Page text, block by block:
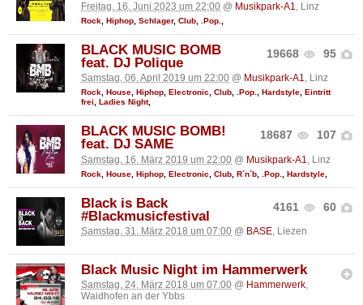
Freitag, 16. Juni 2023 um 22:00 @ Musikpark-A1, Linz
Rock Hiphop Schlager, Club .Pop.
19668 95
BLACK MUSIC BOMB
feat. DJ Polique
Samstag, 06. April 2019 um 22:00 @ Musikpark-A1, Linz
Rock, House, Hiphop, Electronic, Club, .Pop., Hardstyle, Eintritt
frei, Ladies Night,
18687 107
BLACK MUSIC BOMB!
feat. DJ SAME
Samstag, 16. März 2019 um 22:00 @ Musikpark-A1 , Linz
Rock House Hiphop Electronic Club R´n´b .Pop. Hardstyle
4161 60
Black is Back
#Blackmusicfestival
Samstag, 31. März 2018 um 07:00 @ BASE, Liezen
Black Music Night im Hammerwerk
Samstag, 24. März 2018 um 07:00 @ Hammerwerk,
Waidhofen an der Ybbs